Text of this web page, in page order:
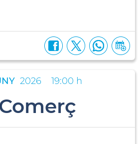
2026 19:00 h